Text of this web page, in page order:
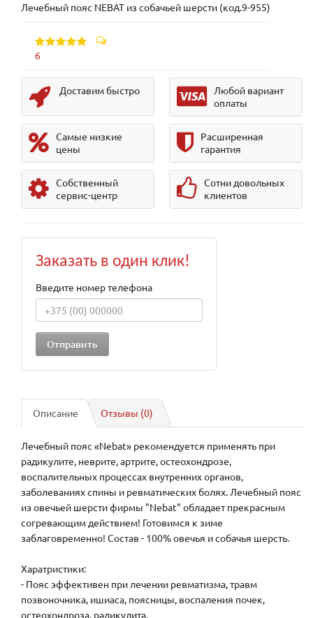
Лечебный пояс NEBAT из собачьей шерсти (код.9-955)
6
Доставим быстро
Любой вариант
оплаты
Самые низкие
цены
Расширенная
гарантия
Собственный
сервис-центр
Сотни довольных
клиентов
Заказать в один клик!
Введите номер телефона
Описание Отзывы (0)
Лечебный пояс «Nebat» рекомендуется применять при
радикулите, неврите, артрите, остеохондрозе,
воспалительных процессах внутренних органов,
заболеваниях спины и ревматических болях. Лечебный пояс
из овечьей шерсти фирмы "Nebat" обладает прекрасным
согревающим действием! Готовимся к зиме
заблаговременно! Состав - 100% овечья и собачья шерсть.
Харатристики:
- Пояс эффективен при лечении ревматизма, травм
позвоночника, ишиаса, поясницы, воспаления почек,
остеохондроза, радикулита.